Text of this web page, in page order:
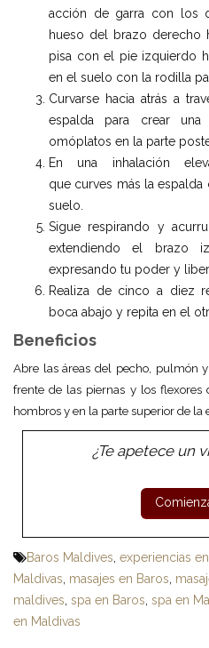
acción de garra con los
hueso del brazo derecho
pisa con el pie izquierdo
en el suelo con la rodilla
Curvarse hacia atrás a
espalda para crear
omóplatos en la parte
En una inhalación
que curves más la
suelo.
Sigue respirando y
extendiendo el brazo
expresando tu poder y
Realiza de cinco a diez
boca abajo y repita en el
Beneficios
Abre las áreas del pecho, pulmón
frente de las piernas y los flexores
hombros y en la parte superior de la
¿Te apetece un
Baros Maldives experiencias
Maldivas masajes en Baros
maldives spa en Baros spa en
en Maldivas